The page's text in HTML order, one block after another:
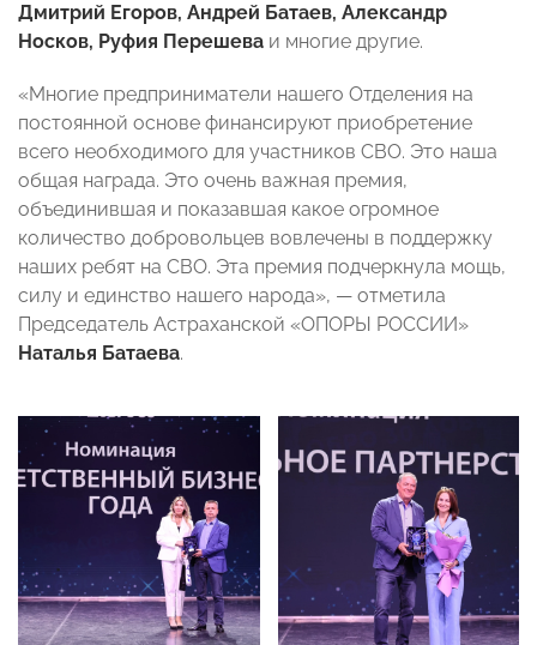
Дмитрий Егоров, Андрей Батаев, Александр
Носков, Руфия Перешева и многие другие.
«Многие предприниматели нашего Отделения на
постоянной основе финансируют приобретение
всего необходимого для участников СВО. Это наша
общая награда. Это очень важная премия,
объединившая и показавшая какое огромное
количество добровольцев вовлечены в поддержку
наших ребят на СВО. Эта премия подчеркнула мощь,
силу и единство нашего народа», — отметила
Председатель Астраханской «ОПОРЫ РОССИИ»
Наталья Батаева.